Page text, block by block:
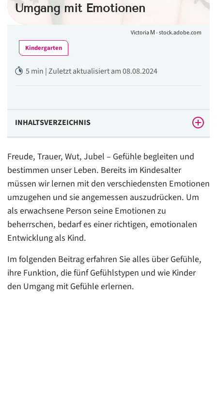
Umgang mit Emotionen
Victoria М - stock.adobe.com
Kindergarten
5 min | Zuletzt aktualisiert am 08.08.2024
INHALTSVERZEICHNIS
5 Gefühlstypen und ihre individuellen Bedürfnisse
Welche Gefühle kennen die Kinder?
Projektwochen und Kita-Aktionen rund um das Thema
Gefühle
Sprechen Sie über den Umgang mit Gefühlen
Stellen Sie die Gefühle der Kinder musikalisch dar
Angebote, wie die Kinder ihre Gefühle erleben und
ausdrücken können
Freude, Trauer, Wut, Jubel – Gefühle begleiten und
bestimmen unser Leben. Bereits im Kindesalter
müssen wir lernen mit den verschiedensten Emotionen
umzugehen und sie angemessen auszudrücken. Um
als erwachsene Person seine Emotionen zu
beherrschen, bedarf es einer richtigen, emotionalen
Entwicklung als Kind.
Im folgenden Beitrag erfahren Sie alles über Gefühle,
ihre Funktion, die fünf Gefühlstypen und wie Kinder
den Umgang mit Gefühle erlernen.